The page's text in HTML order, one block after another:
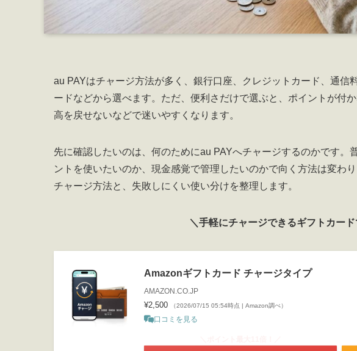
au PAYはチャージ方法が多く、銀行口座、クレジットカード、通信
ードなどから選べます。ただ、便利さだけで選ぶと、ポイントが付
高を戻せないなどで迷いやすくなります。
先に確認したいのは、何のためにau PAYへチャージするのかです。
ントを使いたいのか、現金感覚で管理したいのかで向く方法は変わ
チャージ方法と、失敗しにくい使い分けを整理します。
＼手軽にチャージできるギフトカー
Amazonギフトカード チャージタイプ
AMAZON.CO.JP
¥2,500 （2026/07/15 05:54時点 | Amazon調べ）
口コミを見る